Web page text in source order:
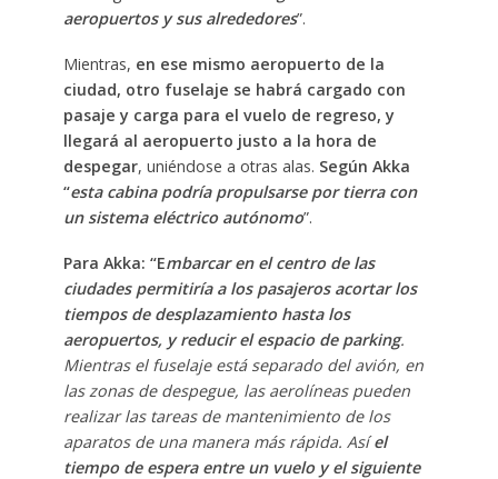
aeropuertos y sus alrededores”.
Mientras, en ese mismo aeropuerto de la
ciudad, otro fuselaje se habrá cargado con
pasaje y carga para el vuelo de regreso, y
llegará al aeropuerto justo a la hora de
despegar, uniéndose a otras alas. Según Akka
“esta cabina podría propulsarse por tierra con
un sistema eléctrico autónomo”.
Para Akka: “Embarcar en el centro de las
ciudades permitiría a los pasajeros acortar los
tiempos de desplazamiento hasta los
aeropuertos, y reducir el espacio de parking.
Mientras el fuselaje está separado del avión, en
las zonas de despegue, las aerolíneas pueden
realizar las tareas de mantenimiento de los
aparatos de una manera más rápida. Asíel
tiempo de espera entre un vuelo y el siguiente